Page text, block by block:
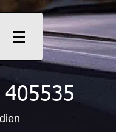
405535